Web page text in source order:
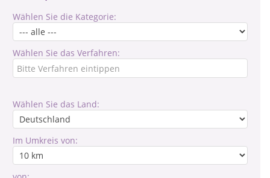
Wählen Sie die Kategorie:
Wählen Sie das Verfahren:
Wählen Sie das Land:
Im Umkreis von: